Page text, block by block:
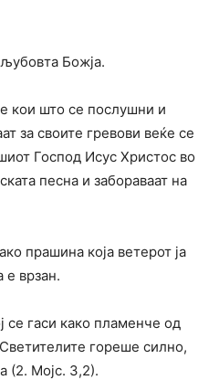
Божја.
кои што се послушни и
за своите гревови веќе се
Господ Исус Христос во
песна и забораваат на
прашина која ветерот ја
е врзан.
се гаси како пламенче од
гореше силно,
(2. Мојс. 3,2).